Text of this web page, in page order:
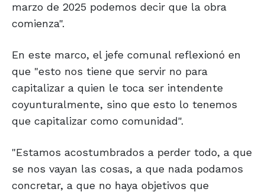
marzo de 2025 podemos decir que la obra
comienza".
En este marco, el jefe comunal reflexionó en
que "esto nos tiene que servir no para
capitalizar a quien le toca ser intendente
coyunturalmente, sino que esto lo tenemos
que capitalizar como comunidad".
"Estamos acostumbrados a perder todo, a que
se nos vayan las cosas, a que nada podamos
concretar, a que no haya objetivos que